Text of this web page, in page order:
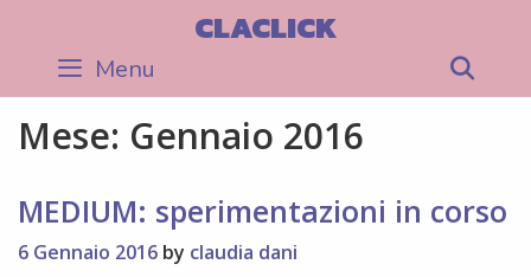
content
CLACLICK
Menu
Mese: Gennaio 2016
MEDIUM: sperimentazioni in corso
6 Gennaio 2016 by claudia dani